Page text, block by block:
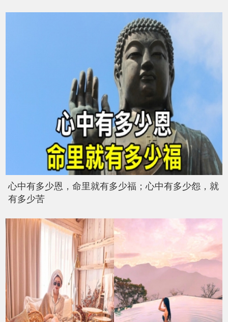
心中有多少恩，命里就有多少福；心中有多少怨，就
有多少苦